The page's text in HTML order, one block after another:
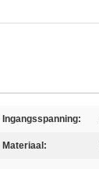
Ingangsspanning:
Materiaal: